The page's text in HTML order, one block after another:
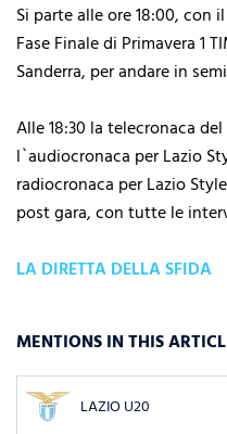
Si parte alle ore 18:00, con
Fase Finale di Primavera 1
Sanderra, per andare in
Alle 18:30 la telecronaca
l`audiocronaca per Lazio
radiocronaca per Lazio
post gara, con tutte le
LA DIRETTA DELLA SFIDA
MENTIONS IN THIS
LAZIO U20